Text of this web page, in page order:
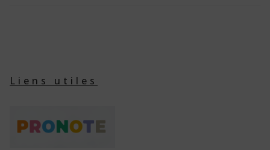
Liens utiles